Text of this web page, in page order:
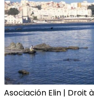
Asociación Elin | Droit